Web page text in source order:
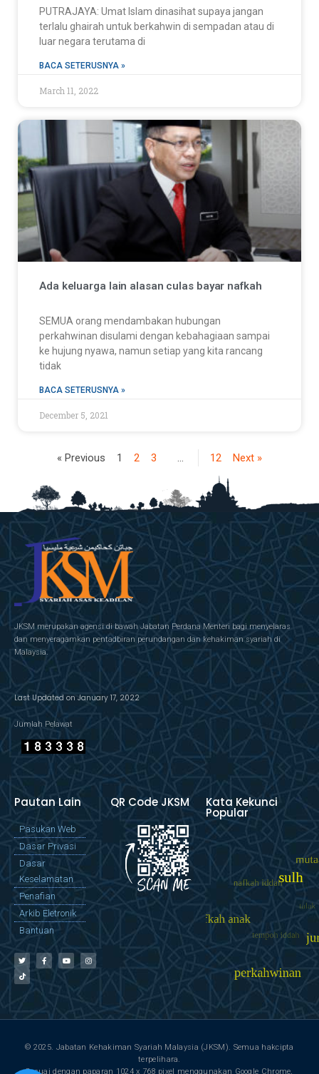
PUTRAJAYA: Umat Islam dinasihat supaya jangan
terlalu ghairah untuk berkahwin di sempadan atau di
luar negara terutama di
BACA SETERUSNYA »
March 11, 2022
Ada keluarga lain alasan culas bayar nafkah
SEMUA orang mendambakan hubungan
perkahwinan disulami dengan kebahagiaan sampai
ke hujung nyawa, namun setiap yang kita rancang
tidak
BACA SETERUSNYA »
December 5, 2021
« Previous 1 2 3 … 12 Next »
JKSM merupakan agensi di bawah Jabatan Perdana Menteri bagi menyelaras
dan menyeragamkan pentadbiran perundangan dan kehakiman syariah di
Malaysia.
Last Updated on January 17, 2022
Jumlah Pelawat
Pautan Lain
Pasukan Web
Dasar Privasi
Dasar
Keselamatan
Penafian
Arkib Eletronik
Bantuan
QR Code JKSM Kata Kekunci
Popular
© 2025. Jabatan Kehakiman Syariah Malaysia (JKSM). Semua hakcipta
terpelihara.
Sesuai dengan paparan 1024 x 768 pixel menggunakan Google Chrome,